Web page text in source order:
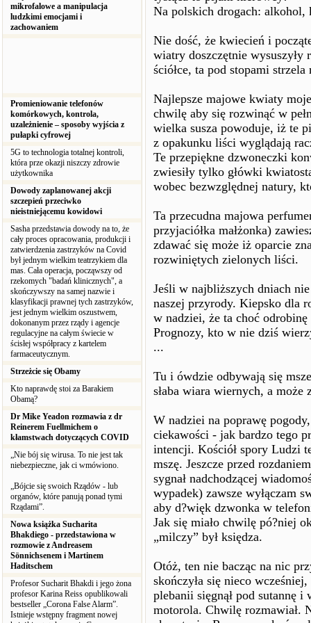
mikrofalowe a manipulacja
ludzkimi emocjami i
zachowaniem
Promieniowanie telefonów
komórkowych, kontrola,
uzależnienie – sposoby wyjścia z
pułapki cyfrowej
5G to technologia totalnej kontroli,
która prze okazji niszczy zdrowie
użytkownika
Dowody zaplanowanej akcji
szczepień przeciwko
nieistniejącemu kowidowi
Sasha przedstawia dowody na to, że
cały proces opracowania, produkcji i
zatwierdzenia zastrzyków na Covid
był jednym wielkim teatrzykiem dla
mas. Cała operacja, począwszy od
rzekomych "badań klinicznych", a
skończywszy na samej nazwie i
klasyfikacji prawnej tych zastrzyków,
jest jednym wielkim oszustwem,
dokonanym przez rządy i agencje
regulacyjne na całym świecie w
ścisłej współpracy z kartelem
farmaceutycznym.
Strzeżcie się Obamy
Kto naprawdę stoi za Barakiem
Obamą?
Dr Mike Yeadon rozmawia z dr
Reinerem Fuellmichem o
kłamstwach dotyczących COVID
„Nie bój się wirusa. To nie jest tak
niebezpieczne, jak ci wmówiono.
„Bójcie się swoich Rządów - lub
organów, które panują ponad tymi
Rządami”.
Nowa książka Sucharita
Bhakdiego - przedstawiona w
rozmowie z Andreasem
Sönnichsenem i Martinem
Haditschem
Profesor Sucharit Bhakdi i jego żona
profesor Karina Reiss opublikowali
bestseller „Corona False Alarm”.
Istnieje wstępny fragment nowej
Na polskich drogach:
Nie dość, że kwiecień i
wiatry doszczętnie
ściółce, ta pod stopami
Najlepsze majowe kwiaty
chwilę aby się rozwinąć w
wielka susza powoduje, iż te
z opakunku liści wyglądają
Te przepiękne dzwoneczki
zwiesiły tylko główki
wobec bezwzględnej natury,
Ta przecudna majowa
przyjaciółka małżonka)
zdawać się może iż oparcie
rozwiniętych zielonych liści.
Jeśli w najbliższych dniach
naszej przyrody. Kiepsko dla
w nadziei, że ta choć
Prognozy, kto w nie dziś
...
Tu i ówdzie odbywają się
słaba wiara wiernych, a może
W nadziei na poprawę
ciekawości - jak bardzo tego
intencji. Kościół spory Ludzi
mszę. Jeszcze przed
sygnał nadchodzącej
wypadek) zawsze wyłączam
aby d?więk dzwonka w
Jak się miało chwilę pó?niej
„milczy” był księdza.
Otóż, ten nie bacząc na nic
skończyła się nieco
plebanii sięgnął pod sutannę i
motorola. Chwilę rozmawiał.